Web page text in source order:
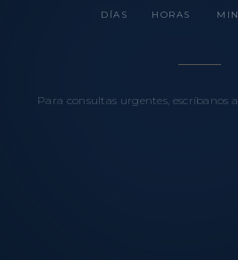
DÍAS HORAS MIN
Para consultas urgentes, escríbanos a